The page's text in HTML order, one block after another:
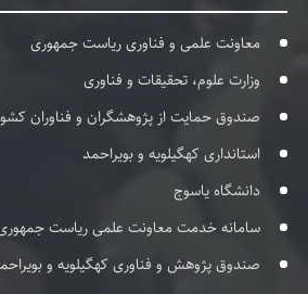
معاونت علمی و فناوری ریاست جمهوری
وزارت علوم، تحقیقات و فناوری
صندوق حمایت از پژوهشگران و فناوران
استانداری کهگیلویه و بویراحمد
دانشگاه یاسوج
سامانه خدمت معاونت علمی ریاست
صندوق پژوهش و فناوری کهگیلویه و